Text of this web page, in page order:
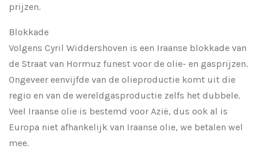
prijzen.
Blokkade
Volgens Cyril Widdershoven is een Iraanse blokkade van
de Straat van Hormuz funest voor de olie- en gasprijzen.
Ongeveer eenvijfde van de olieproductie komt uit die
regio en van de wereldgasproductie zelfs het dubbele.
Veel Iraanse olie is bestemd voor Azië, dus ook al is
Europa niet afhankelijk van Iraanse olie, we betalen wel
mee.